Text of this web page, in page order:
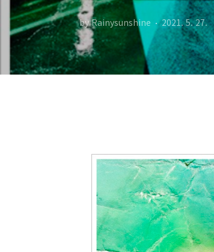
by Rainysunshine 2021. 5. 27.